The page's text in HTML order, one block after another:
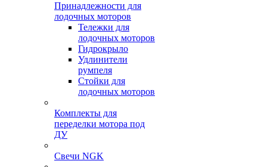
Принадлежности для
лодочных моторов
Тележки для
лодочных моторов
Гидрокрыло
Удлинители
румпеля
Стойки для
лодочных моторов
Комплекты для
переделки мотора под
ДУ
Свечи NGK